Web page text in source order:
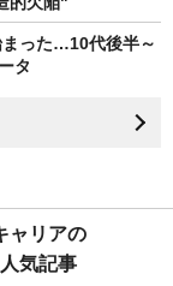
った…10代後半～
タ
ャリアの
人気記事